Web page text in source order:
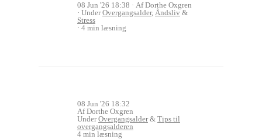
08 Jun '26 18:38
Af Dorthe Oxgren
UnderOvergangsalder, Åndsliv &
Stress
4 min læsning
08 Jun '26 18:32
Af Dorthe Oxgren
UnderOvergangsalder& Tips til
overgangsalderen
4 min læsning